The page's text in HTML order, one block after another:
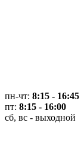
пн-чт: 8:15 - 16:45
пт: 8:15 - 16:00
сб, вс - выходной